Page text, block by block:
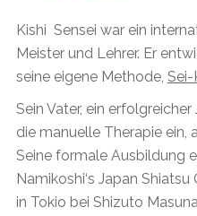
Kishi Sensei war ein
Meister und Lehrer. Er
seine eigene Methode, Sei-
Sein Vater, ein
die manuelle Therapie ein,
Seine formale Ausbildung
Namikoshi‘s Japan
in Tokio bei Shizuto